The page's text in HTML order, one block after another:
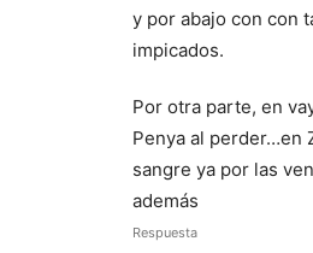
y por abajo con con
impicados.
Por otra parte, en
Penya al perder…en
sangre ya por las
además
Respuesta